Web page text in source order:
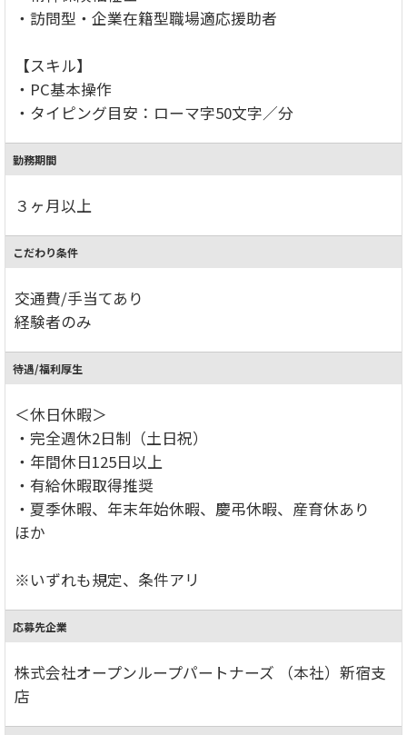
・訪問型・企業在籍型職場適応援助者
【スキル】
・PC基本操作
・タイピング目安：ローマ字50文字／分
勤務期間
３ヶ月以上
こだわり条件
交通費/手当てあり
経験者のみ
待遇/福利厚生
＜休日休暇＞
・完全週休2日制（土日祝）
・年間休日125日以上
・有給休暇取得推奨
・夏季休暇、年末年始休暇、慶弔休暇、産育休あり
ほか
※いずれも規定、条件アリ
応募先企業
株式会社オープンループパートナーズ （本社）新宿支
店